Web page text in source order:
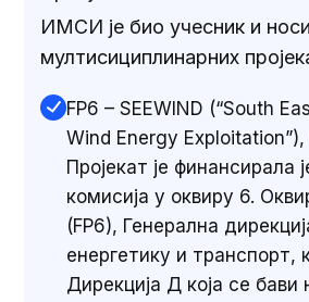
ИМСИ је био учесник и
мултисициплинарних
FP6 – SEEWIND (“South
Wind Energy
Пројекат je финансирала
комисија у оквиру 6.
(FP6), Генерална
енергетику и транспорт,
Дирекција Д која се бави